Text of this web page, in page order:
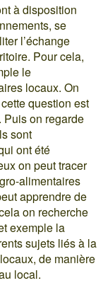
à disposition
se
l’échange
Pour cela,
le
locaux. On
question est
Puis on regarde
sont
ont été
on peut tracer
alimentaires
apprendre de
on recherche
exemple la
sujets liés à la
de manière
local.